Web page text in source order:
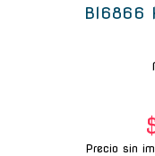
Bl6866
Precio sin